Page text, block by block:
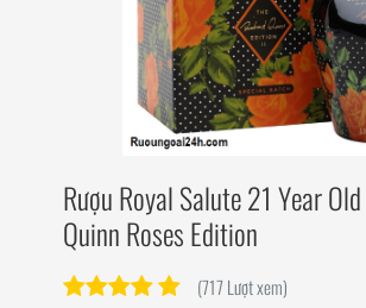
Rượu Royal Salute 21 Year
Quinn Roses Edition
(717 Lượt xem)